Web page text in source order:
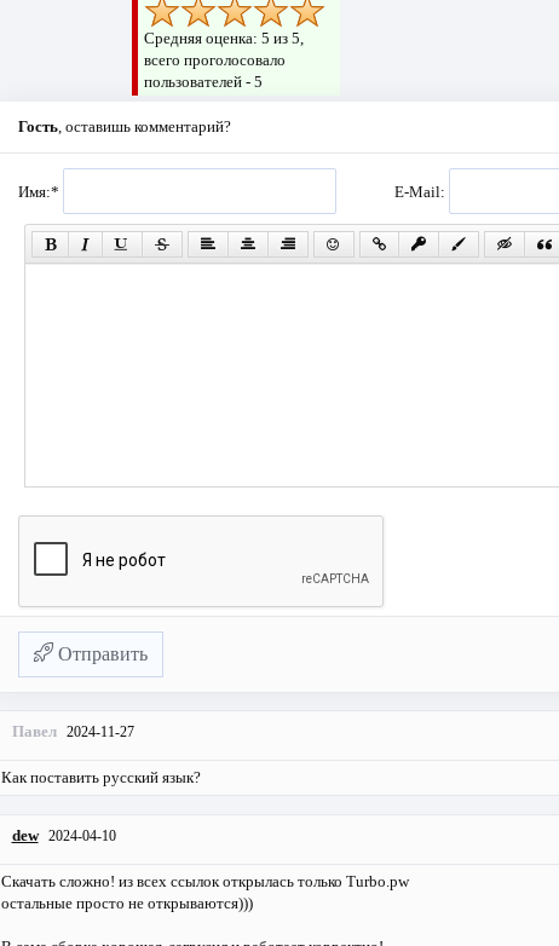
Средняя оценка: 5 из 5,
всего проголосовало
пользователей - 5
Гость, оставишь комментарий?
Имя:* E-Mail:
Отправить
Павел 2024-11-27
Как поставить русский язык?
dew 2024-04-10
Скачать сложно! из всех ссылок открылась только Turbo.pw
остальные просто не открываются)))